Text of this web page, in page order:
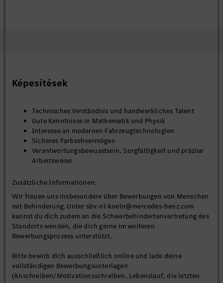
Képesítések
Technisches Verständnis und handwerkliches Talent
Gute Kenntnisse in Mathematik und Physik
Interesse an modernen Fahrzeugtechnologien
Sicheres Farbsehvermögen
Verantwortungsbewusstsein, Sorgfältigkeit und präzise
Arbeitsweise
Zusätzliche Informationen:
Wir freuen uns insbesondere über Bewerbungen von Menschen
mit Behinderung. Unter sbv-nl-koeln@mercedes-benz.com
kannst du dich zudem an die Schwerbehindertenvertretung des
Standorts wenden, die dich gerne im weiteren
Bewerbungsprozess unterstützt.
Bitte bewirb dich ausschließlich online und lade deine
vollständigen Bewerbungsunterlagen
(Anschreiben/Motivationsschreiben, Lebenslauf, die letzten